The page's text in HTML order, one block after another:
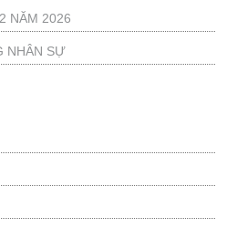
NĂM 2026
NHÂN SỰ